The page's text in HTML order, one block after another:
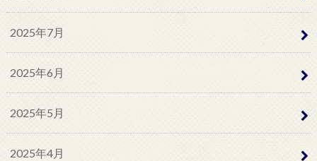
2025年7月
2025年6月
2025年5月
2025年4月